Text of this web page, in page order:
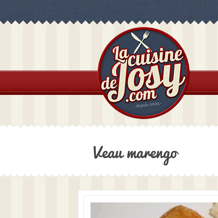
Veau marengo